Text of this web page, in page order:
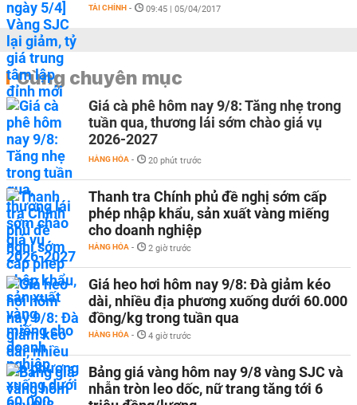
TÀI CHÍNH - 09:45 | 05/04/2017
Cùng chuyên mục
Giá cà phê hôm nay 9/8: Tăng nhẹ trong
tuần qua, thương lái sớm chào giá vụ
2026-2027
HÀNG HÓA - 20 phút trước
Thanh tra Chính phủ đề nghị sớm cấp
phép nhập khẩu, sản xuất vàng miếng
cho doanh nghiệp
HÀNG HÓA - 2 giờ trước
Giá heo hơi hôm nay 9/8: Đà giảm kéo
dài, nhiều địa phương xuống dưới 60.000
đồng/kg trong tuần qua
HÀNG HÓA - 4 giờ trước
Bảng giá vàng hôm nay 9/8 vàng SJC và
nhẫn tròn leo dốc, nữ trang tăng tới 6